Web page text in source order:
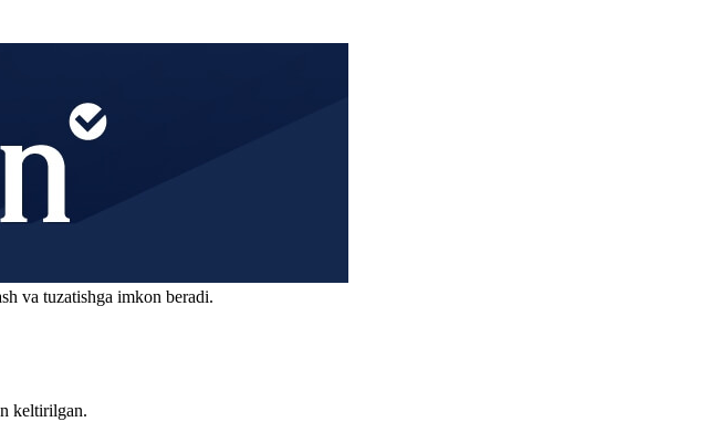
va tuzatishga imkon beradi.
keltirilgan.